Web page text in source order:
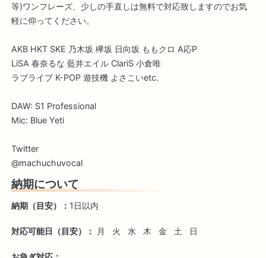
等)ワンフレーズ、少しの手直しは無料で対応致しますのでお気
軽に仰ってください。
AKB HKT SKE 乃木坂 欅坂 日向坂 ももクロ A応P
LiSA 春奈るな 藍井エイル ClariS 小倉唯
ラブライブ K-POP 遊技機 よさこいetc.
DAW: S1 Professional
Mic: Blue Yeti
Twitter
@machuchuvocal
納期について
納期（目安）： 1日以内
対応可能日（目安）： 月 火 水 木 金 土 日